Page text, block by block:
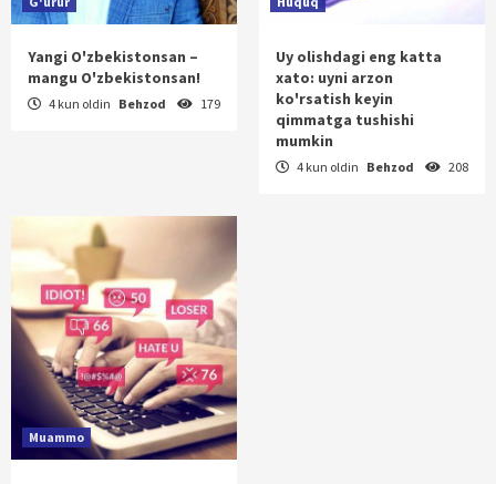
Yangi O'zbekistonsan –
mangu O'zbekistonsan!
4 kun oldin Behzod 179
Uy olishdagi eng katta
xato: uyni arzon
ko'rsatish keyin
qimmatga tushishi
mumkin
4 kun oldin Behzod 208
Muammo